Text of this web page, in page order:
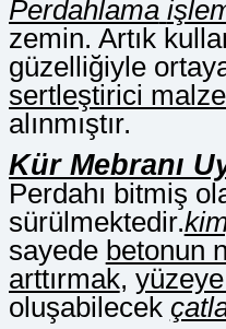
Perdahlama
zemin. Artık
güzelliğiyle
sertleştirici
alınmıştır.
Kür Mebranı
Perdahı bitmiş
sürülmektedir.
sayede betonun
arttırmak,
oluşabilecek